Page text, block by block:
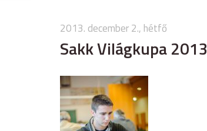
2013. december 2., hétfő
Sakk Világkupa 2013